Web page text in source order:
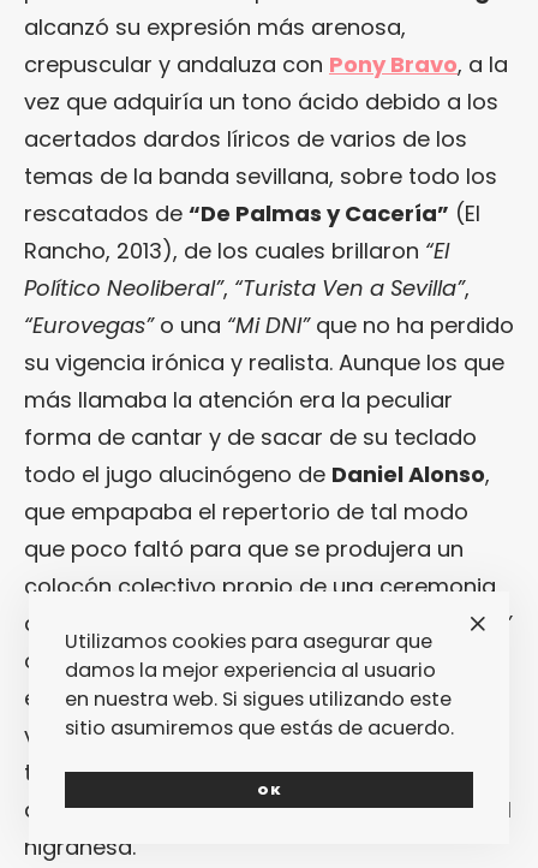
alcanzó su expresión más arenosa,
crepuscular y andaluza con Pony Bravo, a la
vez que adquiría un tono ácido debido a los
acertados dardos líricos de varios de los
temas de la banda sevillana, sobre todo los
rescatados de “De Palmas y Cacería” (El
Rancho, 2013), de los cuales brillaron “El
Político Neoliberal”, “Turista Ven a Sevilla”,
“Eurovegas”o una “Mi DNI”que no ha perdido
su vigencia irónica y realista. Aunque los que
más llamaba la atención era la peculiar
forma de cantar y de sacar de su teclado
todo el jugo alucinógeno de Daniel Alonso,
que empapaba el repertorio de tal modo
que poco faltó para que se produjera un
colocón colectivo propio de una ceremonia
de peyote o, en su caso, de
“La Rave de Dios”
o una“Noche de Setas”en pleno Val Miñor. A
ello ayudaron los narcóticos ritmos, muchas
veces repetitivos, para entrar en un trance
tranquilo y feliz y ver de una manera
diferente cómo se acercaba la puesta de sol
nigranesa.
Utilizamos cookies para asegurar que
damos la mejor experiencia al usuario
en nuestra web. Si sigues utilizando este
sitio asumiremos que estás de acuerdo.
OK